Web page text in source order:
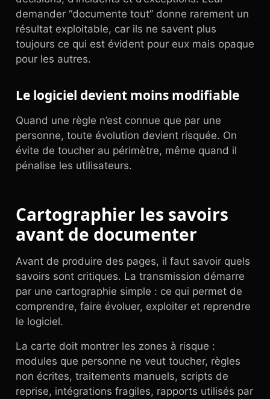
demander “documente tout” donne rarement un
résultat exploitable, car ils ne savent plus
toujours ce qui est évident pour eux mais opaque
pour les autres.
Le logiciel devient moins modifiable
Quand une règle n’est connue que par une
personne, toute évolution devient risquée. On
évite de toucher au périmètre, même quand il
pénalise les utilisateurs.
Cartographier les savoirs
avant de documenter
Avant de produire des pages, il faut savoir quels
savoirs sont critiques. La transmission démarre
par une cartographie simple : ce qui permet de
comprendre, faire évoluer, exploiter et reprendre
le logiciel.
La carte doit montrer les zones à risque :
modules que personne ne veut toucher, règles
non écrites, traitements manuels, scripts de
reprise, intégrations fragiles, rapports utilisés par